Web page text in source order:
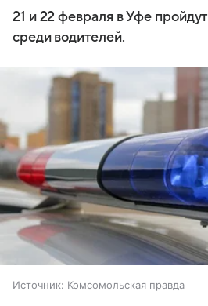
21 и 22 февраля в Уфе
среди водителей.
Источник: Комсомольская правда